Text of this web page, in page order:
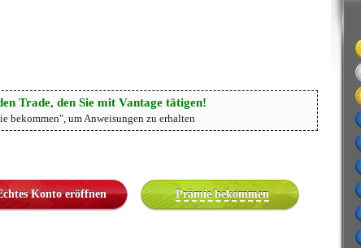
Trade, den Sie mit Vantage tätigen!
bekommen", um Anweisungen zu erhalten
Konto eröffnen Prämie bekommen